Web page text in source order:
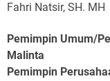
Fahri Natsir, SH. MH
Pemimpin Umum/
Malinta
Pemimpin